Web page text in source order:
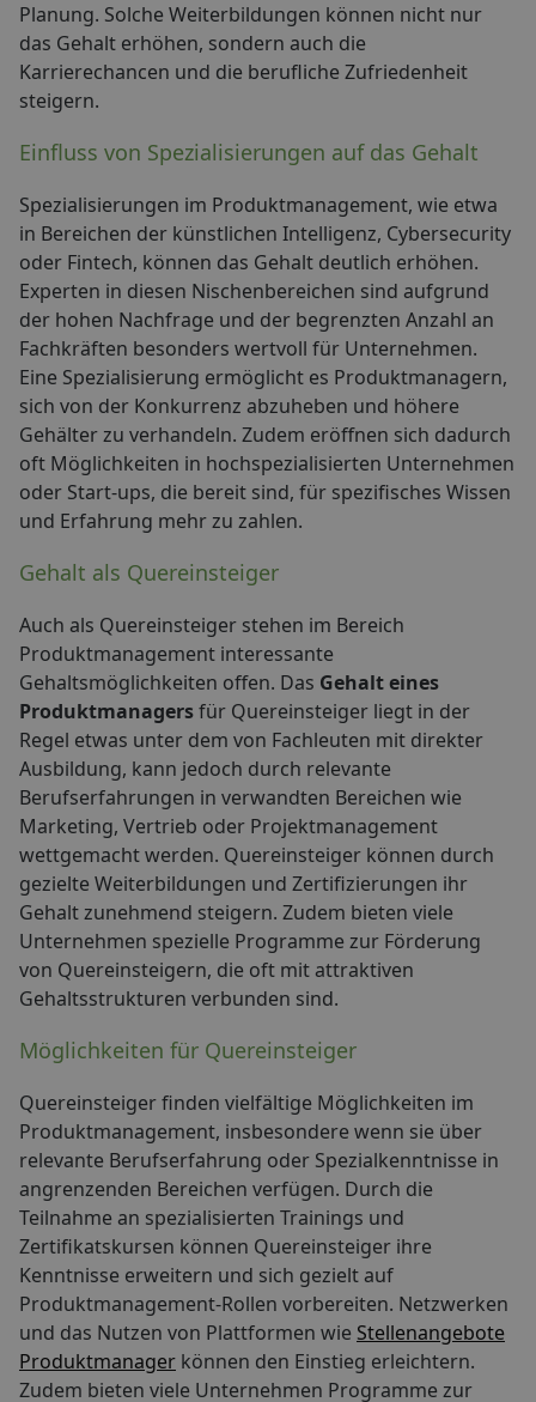
Planung. Solche Weiterbildungen können nicht nur
das Gehalt erhöhen, sondern auch die
Karrierechancen und die berufliche Zufriedenheit
steigern.
Einfluss von Spezialisierungen auf das Gehalt
Spezialisierungen im Produktmanagement, wie etwa
in Bereichen der künstlichen Intelligenz, Cybersecurity
oder Fintech, können das Gehalt deutlich erhöhen.
Experten in diesen Nischenbereichen sind aufgrund
der hohen Nachfrage und der begrenzten Anzahl an
Fachkräften besonders wertvoll für Unternehmen.
Eine Spezialisierung ermöglicht es Produktmanagern,
sich von der Konkurrenz abzuheben und höhere
Gehälter zu verhandeln. Zudem eröffnen sich dadurch
oft Möglichkeiten in hochspezialisierten Unternehmen
oder Start-ups, die bereit sind, für spezifisches Wissen
und Erfahrung mehr zu zahlen.
Gehalt als Quereinsteiger
Auch als Quereinsteiger stehen im Bereich
Produktmanagement interessante
Gehaltsmöglichkeiten offen. Das Gehalt eines
Produktmanagersfür Quereinsteiger liegt in der
Regel etwas unter dem von Fachleuten mit direkter
Ausbildung, kann jedoch durch relevante
Berufserfahrungen in verwandten Bereichen wie
Marketing, Vertrieb oder Projektmanagement
wettgemacht werden. Quereinsteiger können durch
gezielte Weiterbildungen und Zertifizierungen ihr
Gehalt zunehmend steigern. Zudem bieten viele
Unternehmen spezielle Programme zur Förderung
von Quereinsteigern, die oft mit attraktiven
Gehaltsstrukturen verbunden sind.
Möglichkeiten für Quereinsteiger
Quereinsteiger finden vielfältige Möglichkeiten im
Produktmanagement, insbesondere wenn sie über
relevante Berufserfahrung oder Spezialkenntnisse in
angrenzenden Bereichen verfügen. Durch die
Teilnahme an spezialisierten Trainings und
Zertifikatskursen können Quereinsteiger ihre
Kenntnisse erweitern und sich gezielt auf
Produktmanagement-Rollen vorbereiten. Netzwerken
und das Nutzen von Plattformen wie Stellenangebote
Produktmanager können den Einstieg erleichtern.
Zudem bieten viele Unternehmen Programme zur